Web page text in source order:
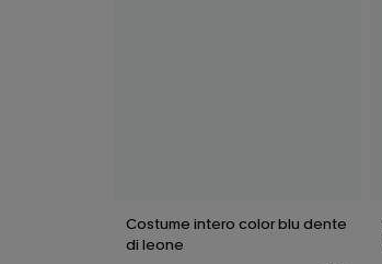
Costume intero color blu dente
di leone